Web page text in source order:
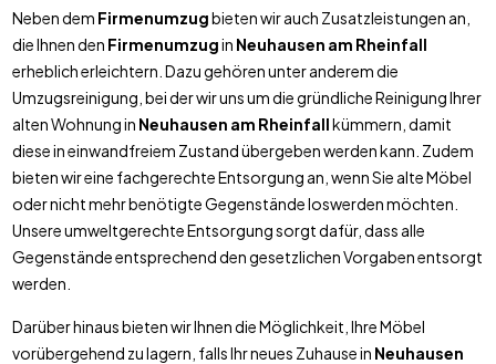
Neben dem Firmenumzugbieten wir auch Zusatzleistungen an,
die Ihnen den Firmenumzugin Neuhausen am Rheinfall
erheblich erleichtern. Dazu gehören unter anderem die
Umzugsreinigung, bei der wir uns um die gründliche Reinigung Ihrer
alten Wohnung in Neuhausen am Rheinfallkümmern, damit
diese in einwandfreiem Zustand übergeben werden kann. Zudem
bieten wir eine fachgerechte Entsorgung an, wenn Sie alte Möbel
oder nicht mehr benötigte Gegenstände loswerden möchten.
Unsere umweltgerechte Entsorgung sorgt dafür, dass alle
Gegenstände entsprechend den gesetzlichen Vorgaben entsorgt
werden.
Darüber hinaus bieten wir Ihnen die Möglichkeit, Ihre Möbel
vorübergehend zu lagern, falls Ihr neues Zuhause in Neuhausen